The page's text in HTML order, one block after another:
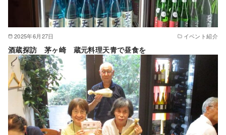
2025年6月27日 イベント紹介
酒蔵探訪 茅ヶ崎 蔵元料理天青で昼食を